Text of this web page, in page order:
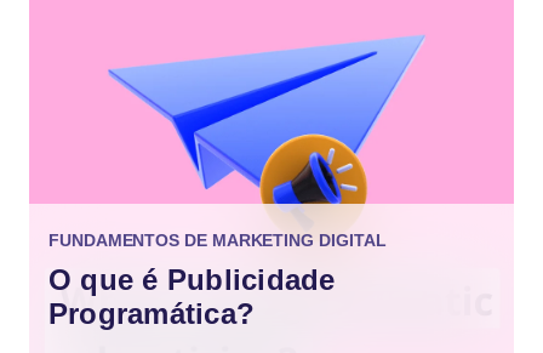
FUNDAMENTOS DE MARKETING DIGITAL
O que é Publicidade
Programática?